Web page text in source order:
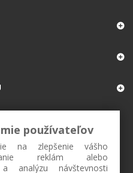
používateľov
na zlepšenie vášho
reklám alebo
analýzu návštevnosti